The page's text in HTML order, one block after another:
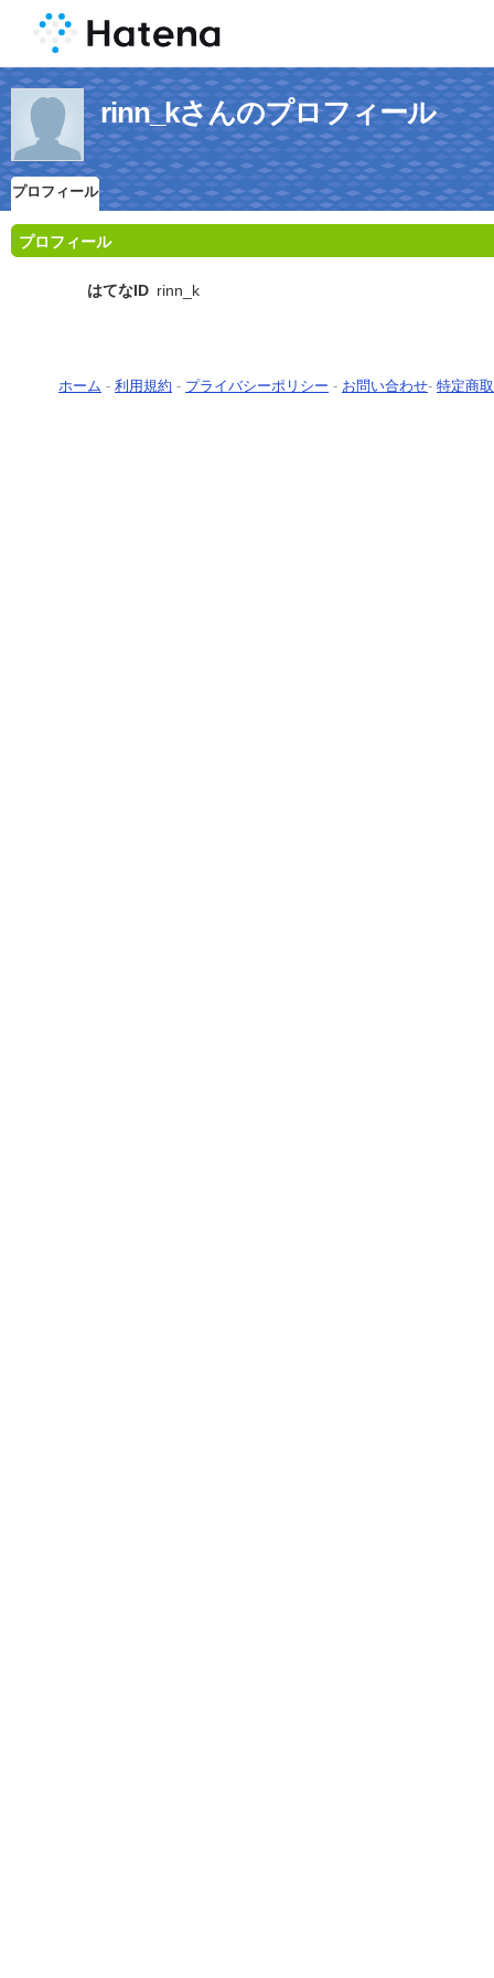
rinn_kさんのプロフィール
プロフィール
プロフィール
はてなID rinn_k
ホーム - 利用規約 - プライバシーポリシー - お問い合わせ- 特定商